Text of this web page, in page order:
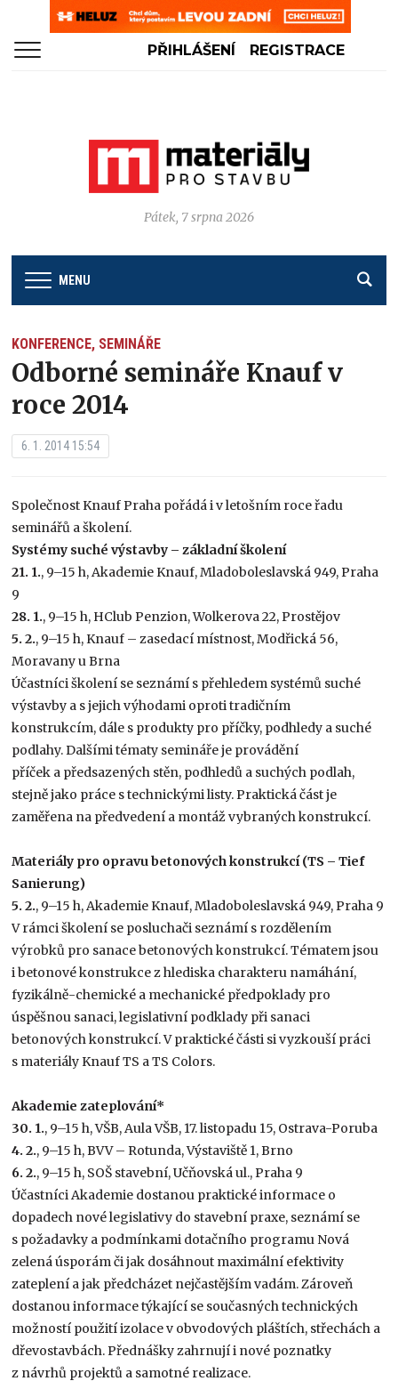
PŘIHLÁŠENÍ REGISTRACE
Pátek, 7 srpna 2026
MENU
KONFERENCE, SEMINÁŘE
Odborné semináře Knauf v
roce 2014
6. 1. 2014 15:54
Společnost Knauf Praha pořádá i v letošním roce řadu
seminářů a školení.
Systémy suché výstavby – základní školení
21. 1., 9–15 h, Akademie Knauf, Mladoboleslavská 949, Praha
9
28. 1., 9–15 h, HClub Penzion, Wolkerova 22, Prostějov
5. 2., 9–15 h, Knauf – zasedací místnost, Modřická 56,
Moravany u Brna
Účastníci školení se seznámí s přehledem systémů suché
výstavby a s jejich výhodami oproti tradičním
konstrukcím, dále s produkty pro příčky, podhledy a suché
podlahy. Dalšími tématy semináře je provádění
příček a předsazených stěn, podhledů a suchých podlah,
stejně jako práce s technickými listy. Praktická část je
zaměřena na předvedení a montáž vybraných konstrukcí.
Materiály pro opravu betonových konstrukcí (TS – Tief
Sanierung)
5. 2., 9–15 h, Akademie Knauf, Mladoboleslavská 949, Praha 9
V rámci školení se posluchači seznámí s rozdělením
výrobků pro sanace betonových konstrukcí. Tématem jsou
i betonové konstrukce z hlediska charakteru namáhání,
fyzikálně-chemické a mechanické předpoklady pro
úspěšnou sanaci, legislativní podklady při sanaci
betonových konstrukcí. V praktické části si vyzkouší práci
s materiály Knauf TS a TS Colors.
Akademie zateplování*
30. 1., 9–15 h, VŠB, Aula VŠB, 17. listopadu 15, Ostrava-Poruba
4. 2., 9–15 h, BVV – Rotunda, Výstaviště 1, Brno
6. 2., 9–15 h, SOŠ stavební, Učňovská ul., Praha 9
Účastníci Akademie dostanou praktické informace o
dopadech nové legislativy do stavební praxe, seznámí se
s požadavky a podmínkami dotačního programu Nová
zelená úsporám či jak dosáhnout maximální efektivity
zateplení a jak předcházet nejčastějším vadám. Zároveň
dostanou informace týkající se současných technických
možností použití izolace v obvodových pláštích, střechách a
dřevostavbách. Přednášky zahrnují i nové poznatky
z návrhů projektů a samotné realizace.